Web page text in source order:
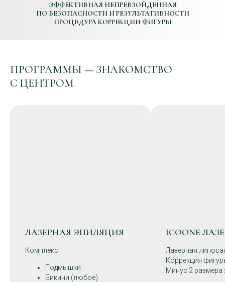
ЭФФЕКТИВНАЯ НЕПРЕВЗОЙДЕННАЯ
ПО БЕЗОПАСНОСТИ И РЕЗУЛЬТАТИВНОСТИ
ПРОЦЕДУРА КОРРЕКЦИИ ФИГУРЫ
ПРОГРАММЫ — ЗНАКОМСТВО
С ЦЕНТРОМ
ЛАЗЕРНАЯ ЭПИЛЯЦИЯ
Комплекс:
Подмышки
Бикини (любое)
ICOONE
Лазерная
Коррекция
Минус 2 размера